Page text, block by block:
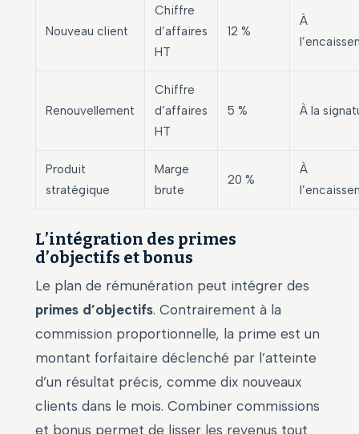
Nouveau client
Chiffre
d’affaires
HT
12 %
À
Renouvellement
Chiffre
d’affaires
HT
5 % À la
Produit
stratégique
Marge
brute
20 %
À
L’intégration des primes
d’objectifs et bonus
Le plan de rémunération peut intégrer des
primes d’objectifs. Contrairement à la
commission proportionnelle, la prime est un
montant forfaitaire déclenché par l’atteinte
d’un résultat précis, comme dix nouveaux
clients dans le mois. Combiner commissions
et bonus permet de lisser les revenus tout